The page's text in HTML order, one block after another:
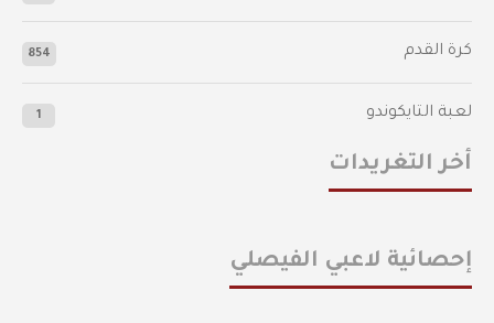
كرة القدم 854
لعبة التايكوندو 1
أخر التغريدات
إحصائية لاعبي الفيصلي